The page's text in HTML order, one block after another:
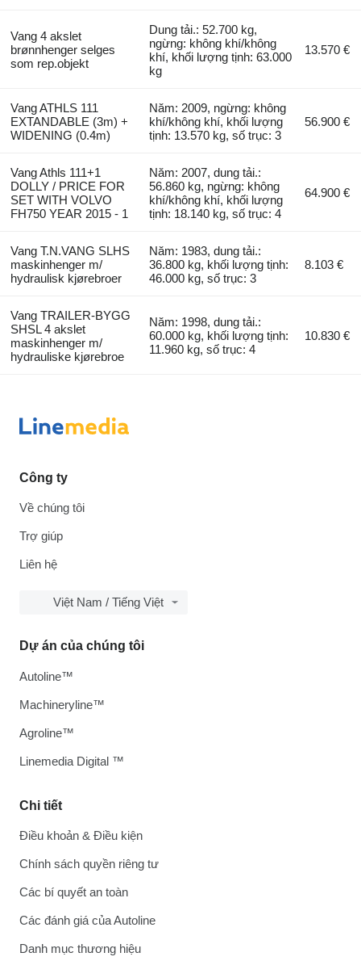
Vang 4 akslet
brønnhenger selges
som rep.objekt
Dung tải.: 52.700 kg,
ngừng: không khí/không
khí, khối lượng tịnh: 63.000
kg
13.570 €
Vang ATHLS 111
EXTANDABLE (3m) +
WIDENING (0.4m)
Năm: 2009, ngừng: không
khí/không khí, khối lượng
tịnh: 13.570 kg, số trục: 3
56.900 €
Vang Athls 111+1
DOLLY / PRICE FOR
SET WITH VOLVO
FH750 YEAR 2015 - 1
Năm: 2007, dung tải.:
56.860 kg, ngừng: không
khí/không khí, khối lượng
tịnh: 18.140 kg, số trục: 4
64.900 €
Vang T.N.VANG SLHS
maskinhenger m/
hydraulisk kjørebroer
Năm: 1983, dung tải.:
36.800 kg, khối lượng tịnh:
46.000 kg, số trục: 3
8.103 €
Vang TRAILER-BYGG
SHSL 4 akslet
maskinhenger m/
hydrauliske kjørebroe
Năm: 1998, dung tải.:
60.000 kg, khối lượng tịnh:
11.960 kg, số trục: 4
10.830 €
Công ty
Về chúng tôi
Trợ giúp
Liên hệ
Việt Nam / Tiếng Việt
Chi tiết
Điều khoản & Điều kiện
Chính sách quyền riêng tư
Các bí quyết an toàn
Các đánh giá của Autoline
Danh mục thương hiệu
Dự án của chúng tôi
Autoline™
Machineryline™
Agroline™
Linemedia Digital ™